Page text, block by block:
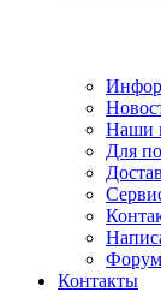
Наши
Для
Форум
Контакты